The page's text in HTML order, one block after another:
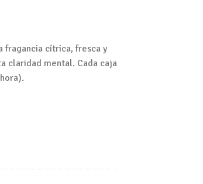
fragancia cítrica, fresca y
claridad mental. Cada caja